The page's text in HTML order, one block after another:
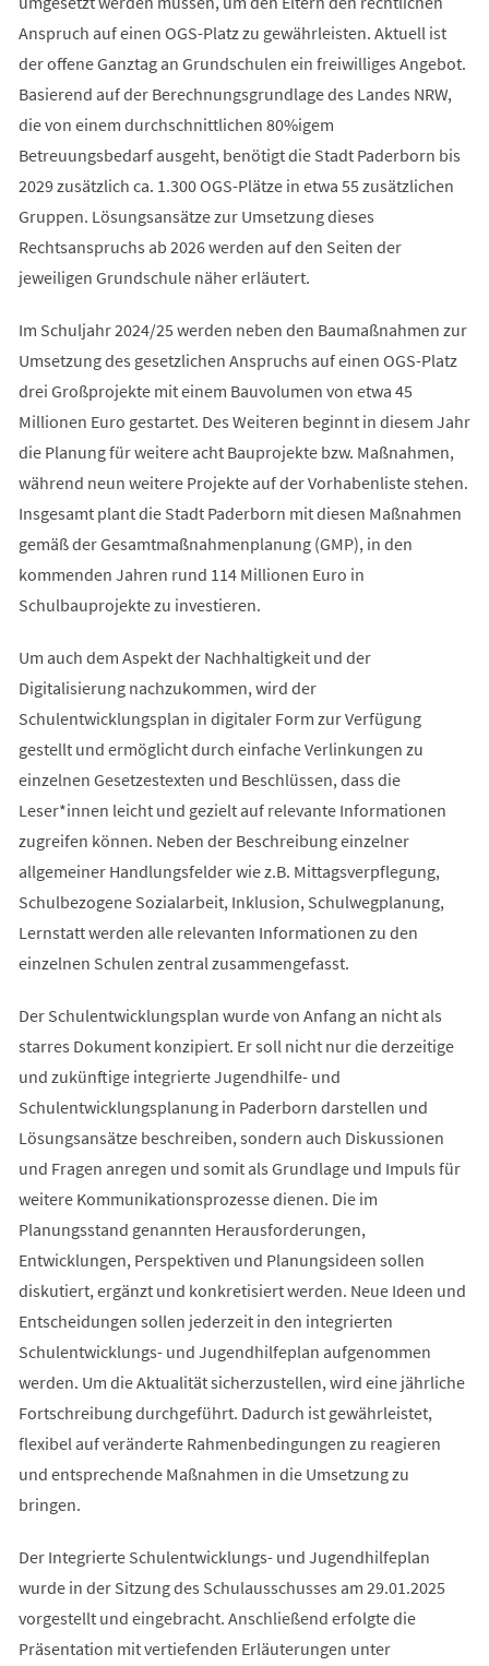
Anspruch auf einen OGS-Platz zu gewährleisten. Aktuell ist
der offene Ganztag an Grundschulen ein freiwilliges Angebot.
Basierend auf der Berechnungsgrundlage des Landes NRW,
die von einem durchschnittlichen 80%igem
Betreuungsbedarf ausgeht, benötigt die Stadt Paderborn bis
2029 zusätzlich ca. 1.300 OGS-Plätze in etwa 55 zusätzlichen
Gruppen. Lösungsansätze zur Umsetzung dieses
Rechtsanspruchs ab 2026 werden auf den Seiten der
jeweiligen Grundschule näher erläutert.
Im Schuljahr 2024/25 werden neben den Baumaßnahmen zur
Umsetzung des gesetzlichen Anspruchs auf einen OGS-Platz
drei Großprojekte mit einem Bauvolumen von etwa 45
Millionen Euro gestartet. Des Weiteren beginnt in diesem Jahr
die Planung für weitere acht Bauprojekte bzw. Maßnahmen,
während neun weitere Projekte auf der Vorhabenliste stehen.
Insgesamt plant die Stadt Paderborn mit diesen Maßnahmen
gemäß der Gesamtmaßnahmenplanung (GMP), in den
kommenden Jahren rund 114 Millionen Euro in
Schulbauprojekte zu investieren.
Um auch dem Aspekt der Nachhaltigkeit und der
Digitalisierung nachzukommen, wird der
Schulentwicklungsplan in digitaler Form zur Verfügung
gestellt und ermöglicht durch einfache Verlinkungen zu
einzelnen Gesetzestexten und Beschlüssen, dass die
Leser*innen leicht und gezielt auf relevante Informationen
zugreifen können. Neben der Beschreibung einzelner
allgemeiner Handlungsfelder wie z.B. Mittagsverpflegung,
Schulbezogene Sozialarbeit, Inklusion, Schulwegplanung,
Lernstatt werden alle relevanten Informationen zu den
einzelnen Schulen zentral zusammengefasst.
Der Schulentwicklungsplan wurde von Anfang an nicht als
starres Dokument konzipiert. Er soll nicht nur die derzeitige
und zukünftige integrierte Jugendhilfe- und
Schulentwicklungsplanung in Paderborn darstellen und
Lösungsansätze beschreiben, sondern auch Diskussionen
und Fragen anregen und somit als Grundlage und Impuls für
weitere Kommunikationsprozesse dienen. Die im
Planungsstand genannten Herausforderungen,
Entwicklungen, Perspektiven und Planungsideen sollen
diskutiert, ergänzt und konkretisiert werden. Neue Ideen und
Entscheidungen sollen jederzeit in den integrierten
Schulentwicklungs- und Jugendhilfeplan aufgenommen
werden. Um die Aktualität sicherzustellen, wird eine jährliche
Fortschreibung durchgeführt. Dadurch ist gewährleistet,
flexibel auf veränderte Rahmenbedingungen zu reagieren
und entsprechende Maßnahmen in die Umsetzung zu
bringen.
Der Integrierte Schulentwicklungs- und Jugendhilfeplan
wurde in der Sitzung des Schulausschusses am 29.01.2025
vorgestellt und eingebracht. Anschließend erfolgte die
Präsentation mit vertiefenden Erläuterungen unter